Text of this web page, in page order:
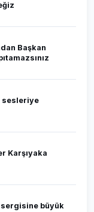
Başkan
sesleriye
Karşıyaka
büyük